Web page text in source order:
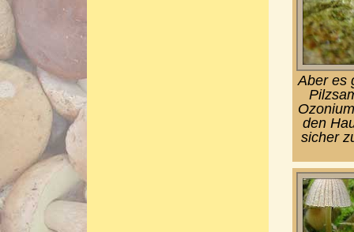
Aber es
den
sicher